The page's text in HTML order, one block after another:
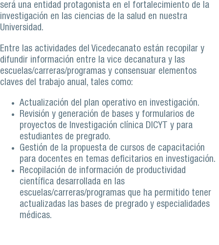
será una entidad protagonista en el fortalecimiento de la
investigación en las ciencias de la salud en nuestra
Universidad.
Entre las actividades del Vicedecanato están recopilar y
difundir información entre la vice decanatura y las
escuelas/carreras/programas y consensuar elementos
claves del trabajo anual, tales como:
Actualización del plan operativo en investigación.
Revisión y generación de bases y formularios de
proyectos de Investigación clínica DICYT y para
estudiantes de pregrado.
Gestión de la propuesta de cursos de capacitación
para docentes en temas deficitarios en investigación.
Recopilación de información de productividad
científica desarrollada en las
escuelas/carreras/programas que ha permitido tener
actualizadas las bases de pregrado y especialidades
médicas.